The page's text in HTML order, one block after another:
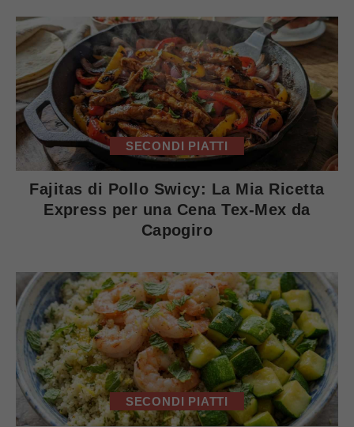
SECONDI PIATTI
Fajitas di Pollo Swicy: La Mia Ricetta
Express per una Cena Tex-Mex da
Capogiro
SECONDI PIATTI